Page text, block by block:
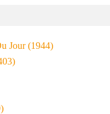
Jour(1944)